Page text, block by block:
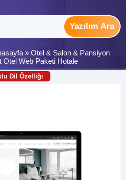
Yazılım Ara
» Otel & Salon & Pansiyon
Otel Web Paketi Hotale
Dil Özelliği